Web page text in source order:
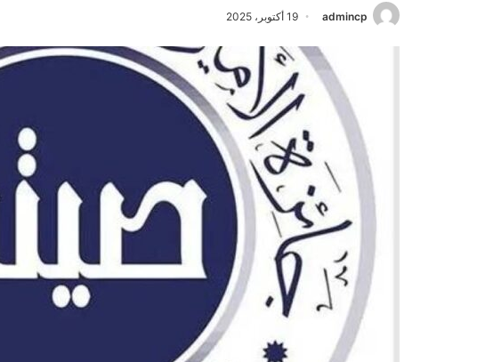
admincp 19 أكتوبر، 2025